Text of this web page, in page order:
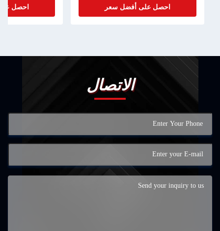
احصل على أفضل سعر احصل على
الاتصال